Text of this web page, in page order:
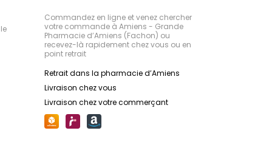
Commandez en ligne et venez chercher
votre commande à Amiens - Grande
Pharmacie d’Amiens (Fachon) ou
recevez-là rapidement chez vous ou en
point retrait
Retrait dans la pharmacie d’Amiens
Livraison chez vous
Livraison chez votre commerçant